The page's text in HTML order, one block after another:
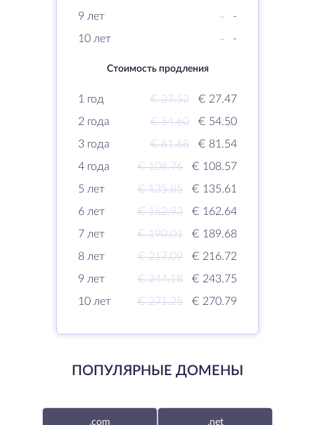
9 лет
-
-
10 лет
- -
Стоимость продления
1 год € 27.52
€ 27.47
2 года
€ 54.60
€ 54.50
3 года
€ 81.68
€ 81.54
4 года
€ 108.76
€ 108.57
5 лет
€ 135.85
€ 135.61
6 лет
€ 162.93
€ 162.64
7 лет
€ 190.01
€ 189.68
8 лет
€ 217.09
€ 216.72
9 лет
€ 244.18
€ 243.75
10 лет
€ 271.25 € 270.79
ПОПУЛЯРНЫЕ ДОМЕНЫ
.com .net